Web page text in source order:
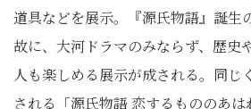
道具などを展示。『源氏物語』誕生
故に、大河ドラマのみならず、歴史
人も楽しめる展示が成される。同じ
される「源氏物語 恋するもののあ